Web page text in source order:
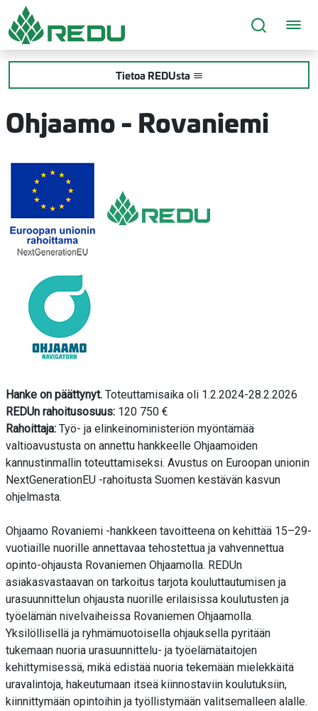
Siirry sivusisältöön
Tietoa REDUsta
Ohjaamo - Rovaniemi
Hanke on päättynyt. Toteuttamisaika oli 1.2.2024-28.2.2026
REDUn rahoitusosuus: 120 750 €
Rahoittaja: Työ- ja elinkeinoministeriön myöntämää
valtioavustusta on annettu hankkeelle Ohjaamoiden
kannustinmallin toteuttamiseksi. Avustus on Euroopan unionin
NextGenerationEU -rahoitusta Suomen kestävän kasvun
ohjelmasta.
Ohjaamo Rovaniemi -hankkeen tavoitteena on kehittää 15–29-
vuotiaille nuorille annettavaa tehostettua ja vahvennettua
opinto-ohjausta Rovaniemen Ohjaamolla. REDUn
asiakasvastaavan on tarkoitus tarjota kouluttautumisen ja
urasuunnittelun ohjausta nuorille erilaisissa koulutusten ja
työelämän nivelvaiheissa Rovaniemen Ohjaamolla.
Yksilöllisellä ja ryhmämuotoisella ohjauksella pyritään
tukemaan nuoria urasuunnittelu- ja työelämätaitojen
kehittymisessä, mikä edistää nuoria tekemään mielekkäitä
uravalintoja, hakeutumaan itseä kiinnostaviin koulutuksiin,
kiinnittymään opintoihin ja työllistymään valitsemalleen alalle.